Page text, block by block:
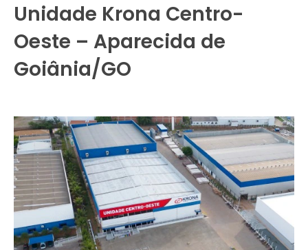
Unidade Krona Centro-
Oeste – Aparecida de
Goiânia/GO